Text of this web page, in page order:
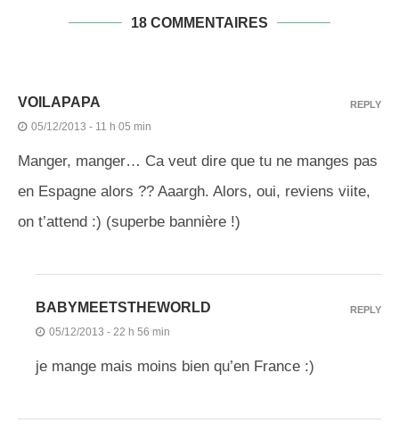
18 COMMENTAIRES
VOILAPAPA
05/12/2013 - 11 h 05 min
Manger, manger… Ca veut dire que tu ne manges pas
en Espagne alors ?? Aaargh. Alors, oui, reviens viite,
on t’attend :) (superbe bannière !)
REPLY
BABYMEETSTHEWORLD
05/12/2013 - 22 h 56 min
je mange mais moins bien qu’en France :)
REPLY